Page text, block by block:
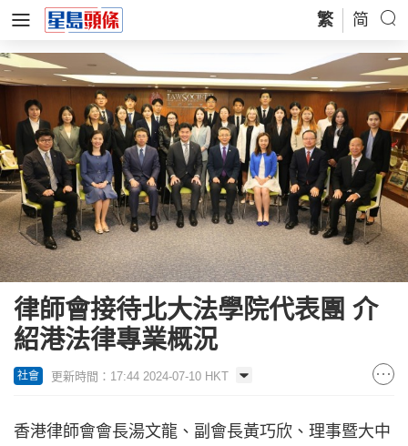
繁 简
律師會接待北大法學院代表團 介
紹港法律專業概況
社會 更新時間：17:44 2024-07-10 HKT
香港律師會會長湯文龍、副會長黃巧欣、理事暨大中